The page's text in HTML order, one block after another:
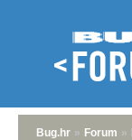
Bug.hr » Forum »